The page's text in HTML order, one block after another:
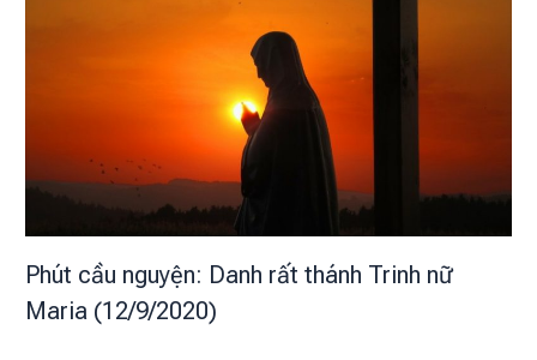
Phút cầu nguyện: Danh rất thánh Trinh nữ
Maria (12/9/2020)